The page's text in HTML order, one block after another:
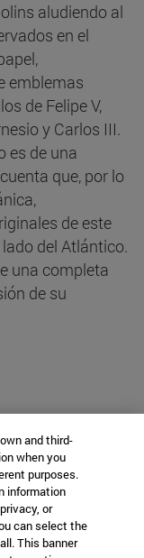
aludiendo al
en el
emblemas
de Felipe V,
y Carlos III.
es de una
que, por lo
de este
del Atlántico.
una completa
de su
Navarro
and third-
when you
purposes.
information
or
can select the
This banner